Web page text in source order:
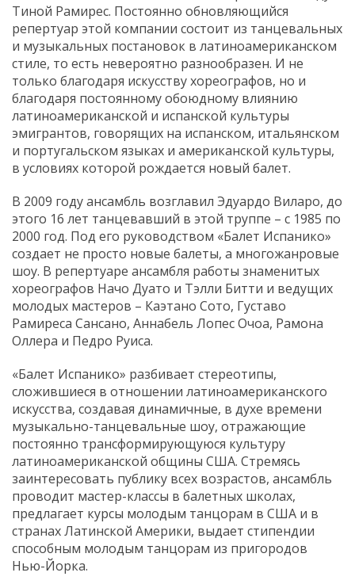
Тиной Рамирес. Постоянно обновляющийся
репертуар этой компании состоит из танцевальных
и музыкальных постановок в латиноамериканском
стиле, то есть невероятно разнообразен. И не
только благодаря искусству хореографов, но и
благодаря постоянному обоюдному влиянию
латиноамериканской и испанской культуры
эмигрантов, говорящих на испанском, итальянском
и португальском языках и американской культуры,
в условиях которой рождается новый балет.
В 2009 году ансамбль возглавил Эдуардо Виларо, до
этого 16 лет танцевавший в этой труппе – с 1985 по
2000 год. Под его руководством «Балет Испанико»
создает не просто новые балеты, а многожанровые
шоу. В репертуаре ансамбля работы знаменитых
хореографов Начо Дуато и Тэлли Битти и ведущих
молодых мастеров – Каэтано Сото, Густаво
Рамиреса Сансано, Аннабель Лопес Очоа, Рамона
Оллера и Педро Руиса.
«Балет Испанико» разбивает стереотипы,
сложившиеся в отношении латиноамериканского
искусства, создавая динамичные, в духе времени
музыкально-танцевальные шоу, отражающие
постоянно трансформирующуюся культуру
латиноамериканской общины США. Стремясь
заинтересовать публику всех возрастов, ансамбль
проводит мастер-классы в балетных школах,
предлагает курсы молодым танцорам в США и в
странах Латинской Америки, выдает стипендии
способным молодым танцорам из пригородов
Нью-Йорка.